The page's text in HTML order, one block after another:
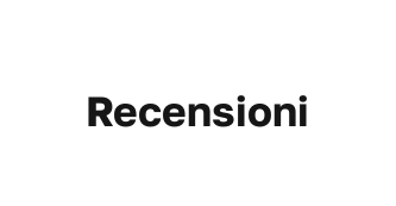
Recensioni